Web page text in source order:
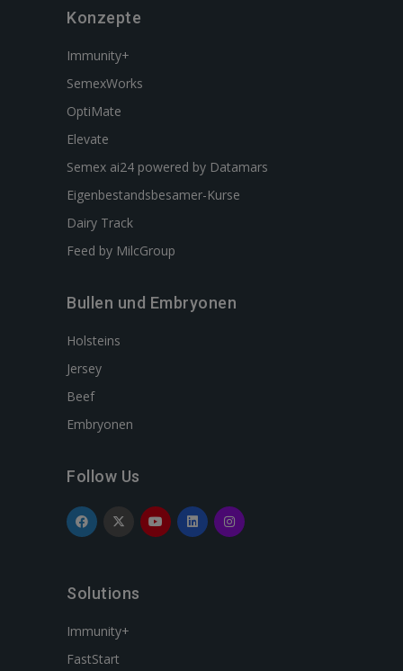
Konzepte
Immunity+
SemexWorks
OptiMate
Elevate
Semex ai24 powered by Datamars
Eigenbestandsbesamer-Kurse
Dairy Track
Feed by MilcGroup
Bullen und Embryonen
Holsteins
Jersey
Beef
Embryonen
Follow Us
Solutions
Immunity+
FastStart